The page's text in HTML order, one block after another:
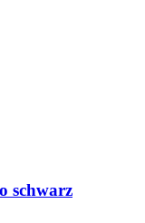
schwarz